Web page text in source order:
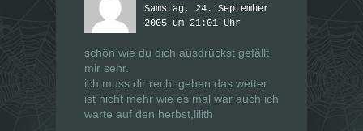
Samstag, 24. September
2005 um 21:01 Uhr
schön wie du dich ausdrückst gefällt
mir sehr.
ich muss dir recht geben das wetter
ist nicht mehr wie es mal war auch ich
warte auf den herbst,lilith